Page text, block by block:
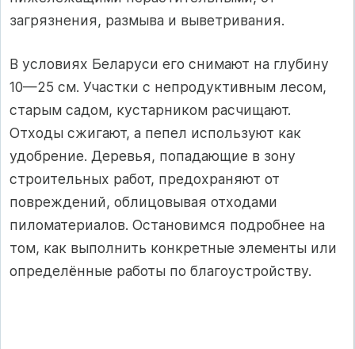
загрязнения, размыва и выветривания.
В условиях Беларуси его снимают на глубину
10—25 см. Участки с непродуктивным лесом,
старым садом, кустарником расчищают.
Отходы сжигают, а пепел используют как
удобрение. Деревья, попадающие в зону
строительных работ, предохраняют от
повреждений, облицовывая отходами
пиломатериалов. Остановимся подробнее на
том, как выполнить конкретные элементы или
определённые работы по благоустройству.